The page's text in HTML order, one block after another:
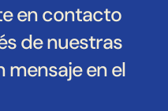
en contacto
de nuestras
mensaje en el